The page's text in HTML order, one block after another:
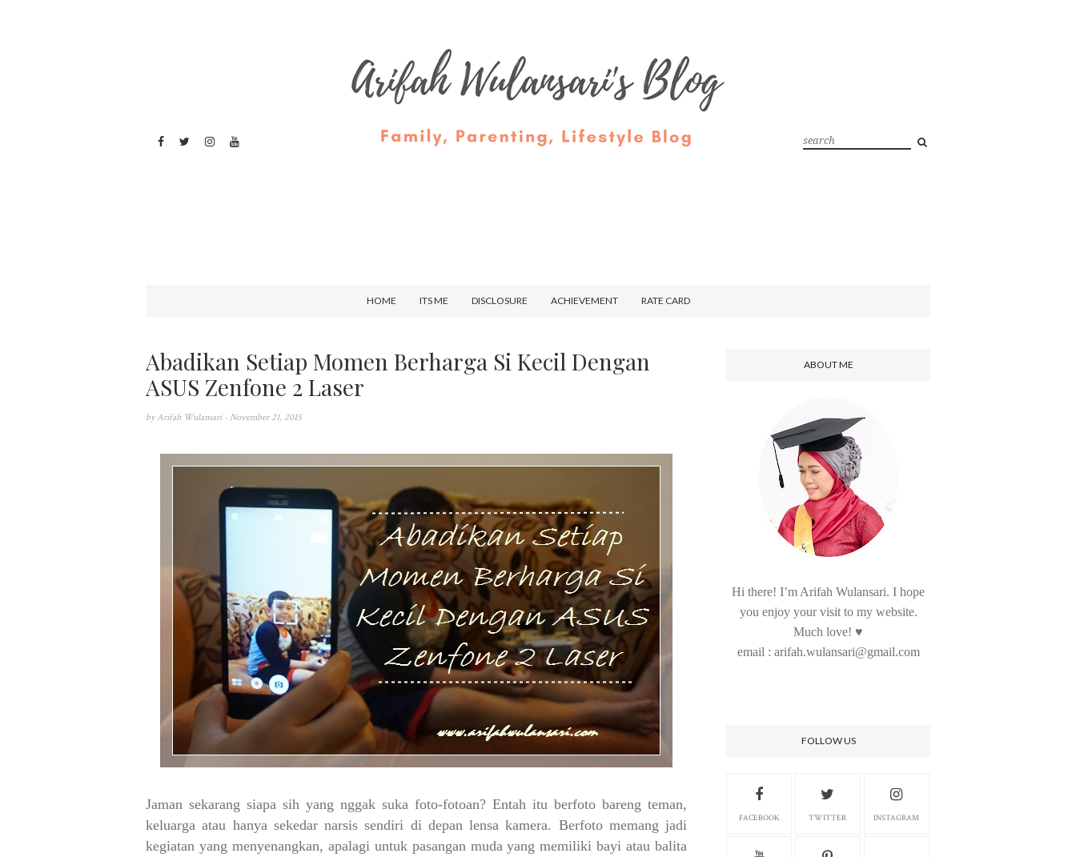
HOME ITS ME DISCLOSURE ACHIEVEMENT RATE CARD
Abadikan Setiap Momen Berharga Si Kecil Dengan
ASUS Zenfone 2 Laser
by Arifah Wulansari - November 21, 2015
Jaman sekarang siapa sih yang nggak suka foto-fotoan? Entah itu berfoto bareng teman,
keluarga atau hanya sekedar narsis sendiri di depan lensa kamera. Berfoto memang jadi
kegiatan yang menyenangkan, apalagi untuk pasangan muda yang memiliki bayi atau balita
ABOUT ME
Hi there! I’m Arifah Wulansari. I hope
you enjoy your visit to my website.
Much love! ♥
email : arifah.wulansari@gmail.com
FOLLOW US
FACEBOOK TWITTER INSTAGRAM